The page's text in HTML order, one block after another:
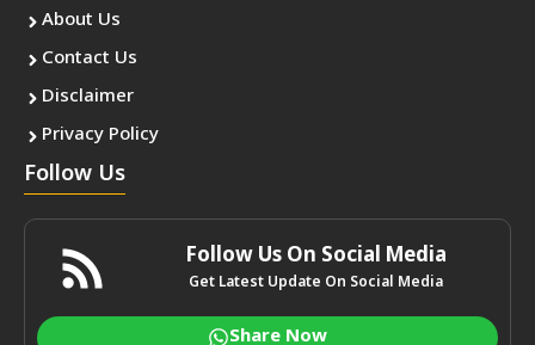
About Us
Contact Us
Disclaimer
Privacy Policy
Follow Us
Follow Us On Social Media
Get Latest Update On Social Media
Share Now